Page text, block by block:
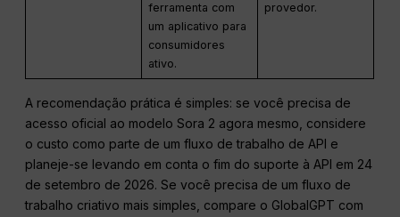
ferramenta com
um aplicativo para
consumidores
ativo.
provedor.
A recomendação prática é simples: se você precisa de
acesso oficial ao modelo Sora 2 agora mesmo, considere
o custo como parte de um fluxo de trabalho de API e
planeje-se levando em conta o fim do suporte à API em 24
de setembro de 2026. Se você precisa de um fluxo de
trabalho criativo mais simples, compare o GlobalGPT com